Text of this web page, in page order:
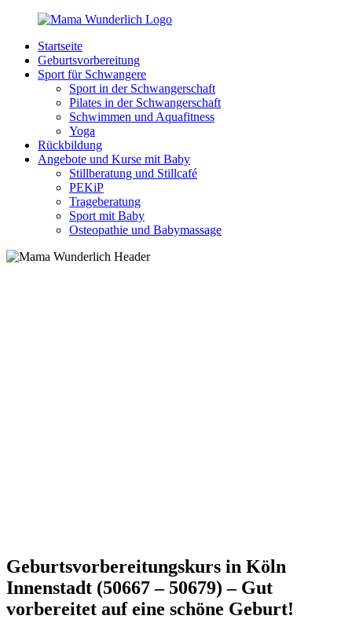
Zurück
Inhalt
MamaWunderlich.de
Mutti
sein
wunderbar!
Startseite
Geburtsvorbereitung
Sport für Schwangere
Sport in der Schwangerschaft
Pilates in der Schwangerschaft
Schwimmen und Aquafitness
Yoga
Rückbildung
Angebote und Kurse mit Baby
Stillberatung und Stillcafé
PEKiP
Trageberatung
Sport mit Baby
Osteopathie und Babymassage
Geburtsvorbereitungskurs in Köln
Innenstadt (50667 – 50679) – Gut
vorbereitet auf eine schöne Geburt!